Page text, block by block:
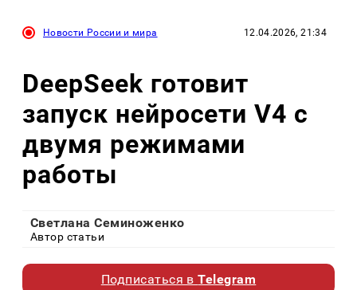
Новости России и мира 12.04.2026, 21:34
DeepSeek готовит
запуск нейросети V4 с
двумя режимами
работы
Светлана Семиноженко
Автор статьи
Подписаться вTelegram